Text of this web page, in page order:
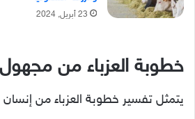
23 أبريل, 2024
خطوبة العزباء من
يتمثل تفسير خطوبة العزباء من إنسان